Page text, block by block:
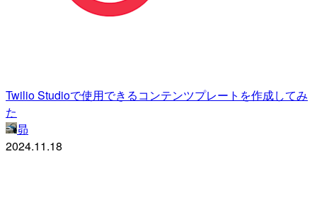
Twilio Studioで使用できるコンテンツプレートを作成してみ
た
昴
2024.11.18